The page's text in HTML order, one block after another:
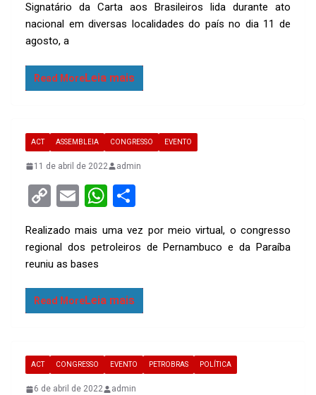
py
Li
n
k
ail at
A
p
ar
Signatário da Carta aos Brasileiros lida durante ato
nacional em diversas localidades do país no dia 11 de
agosto, a
Read More
ACT ASSEMBLEIA CONGRESSO EVENTO
11 de abril de 2022 admin
C
py
Li
n
k
E
ail
W
at
A
p
ar
Realizado mais uma vez por meio virtual, o congresso
regional dos petroleiros de Pernambuco e da Paraíba
reuniu as bases
Read More
ACT CONGRESSO EVENTO PETROBRAS POLÍTICA
6 de abril de 2022 admin